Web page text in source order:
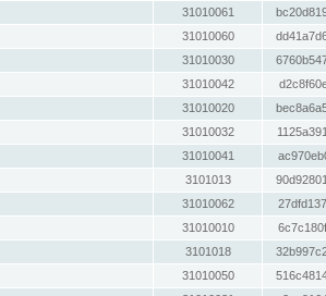
31010061
31010060
31010030
31010042
31010020
31010032
31010041
3101013
31010062
31010010
3101018
31010050